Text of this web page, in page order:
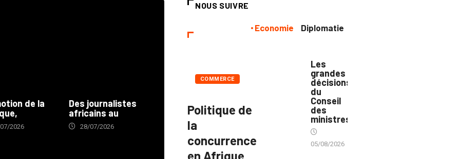
de la
2026
Des journalistes
africains au
28/07/2026
NOUS SUIVRE
Economie Diplomatie
COMMERCE
Politique de
la
concurrence
en Afrique
Les
grandes
décisions
du
Conseil
des
ministres
05/08/2026